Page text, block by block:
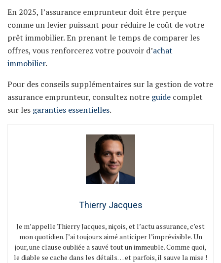
En 2025, l’assurance emprunteur doit être perçue
comme un levier puissant pour réduire le coût de votre
prêt immobilier. En prenant le temps de comparer les
offres, vous renforcerez votre pouvoir d’achat
immobilier.
Pour des conseils supplémentaires sur la gestion de votre
assurance emprunteur, consultez notre guide complet
sur les garanties essentielles.
Thierry Jacques
Je m’appelle Thierry Jacques, niçois, et l’actu assurance, c’est
mon quotidien. J’ai toujours aimé anticiper l’imprévisible. Un
jour, une clause oubliée a sauvé tout un immeuble. Comme quoi,
le diable se cache dans les détails… et parfois, il sauve la mise !